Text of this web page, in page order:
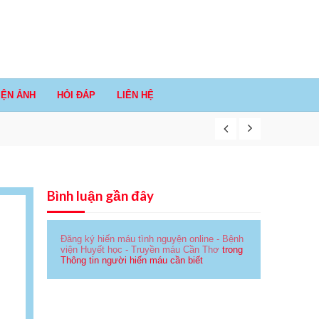
ẢNH HỎI ĐÁP LIÊN HỆ
Bình luận gần đây
Đăng ký hiến máu tình nguyện online - Bệnh
viện Huyết học - Truyền máu Cần Thơ trong
Thông tin người hiến máu cần biết